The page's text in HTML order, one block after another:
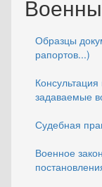
Образцы
рапортов...)
задаваемые
Судебная
Военное